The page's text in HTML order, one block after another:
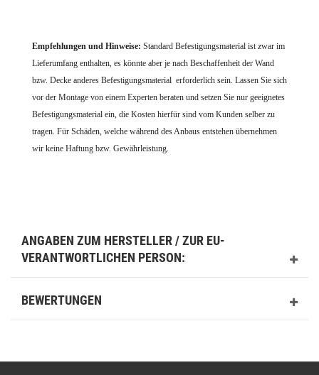
Empfehlungen und Hinweise: Standard Befestigungsmaterial ist zwar im
Lieferumfang enthalten, es könnte aber je nach Beschaffenheit der Wand
bzw. Decke anderes Befestigungsmaterial erforderlich sein. Lassen Sie sich
vor der Montage von einem Experten beraten und setzen Sie nur geeignetes
Befestigungsmaterial ein, die Kosten hierfür sind vom Kunden selber zu
tragen. Für Schäden, welche während des Anbaus entstehen übernehmen
wir keine Haftung bzw. Gewährleistung.
ANGABEN ZUM HERSTELLER / ZUR EU-
VERANTWORTLICHEN PERSON:
BEWERTUNGEN